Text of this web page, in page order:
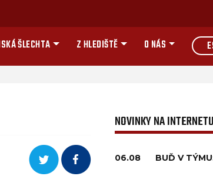
ŠLECHTA Z HLEDIŠTĚ O NÁS
NOVINKY NA INTERNETU
06.08 BUĎ V